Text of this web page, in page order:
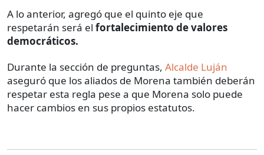
A lo anterior, agregó que el quinto eje que
respetarán será el fortalecimiento de valores
democráticos.
Durante la sección de preguntas, Alcalde Luján
aseguró que los aliados de Morena también deberán
respetar esta regla pese a que Morena solo puede
hacer cambios en sus propios estatutos.